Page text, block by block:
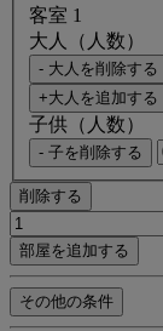
客室 1
大人（人数）
- 大人を削除する
+大人を追加する
子供（人数）
- 子を削除する
削除する
部屋を追加する
その他の条件